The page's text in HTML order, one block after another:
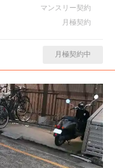
マンスリー契約
月極契約
月極契約中